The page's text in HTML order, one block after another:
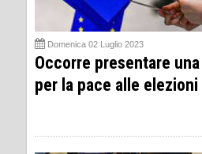
Domenica 02 Luglio 2023
Occorre presentare
per la pace alle